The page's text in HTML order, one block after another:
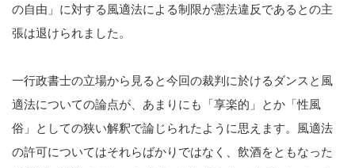
の自由」に対する風適法による制限が憲法違反であるとの主
張は退けられました。
一行政書士の立場から見ると今回の裁判に於けるダンスと風
適法についての論点が、あまりにも「享楽的」とか「性風
俗」としての狭い解釈で論じられたように思えます。風適法
の許可についてはそれらばかりではなく、飲酒をともなった